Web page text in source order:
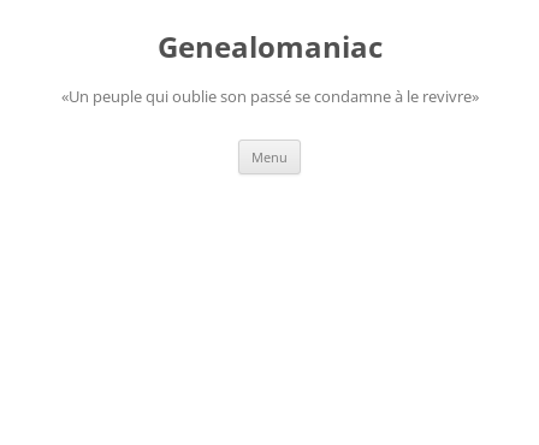
Genealomaniac
«Un peuple qui oublie son passé se condamne à le revivre»
Menu